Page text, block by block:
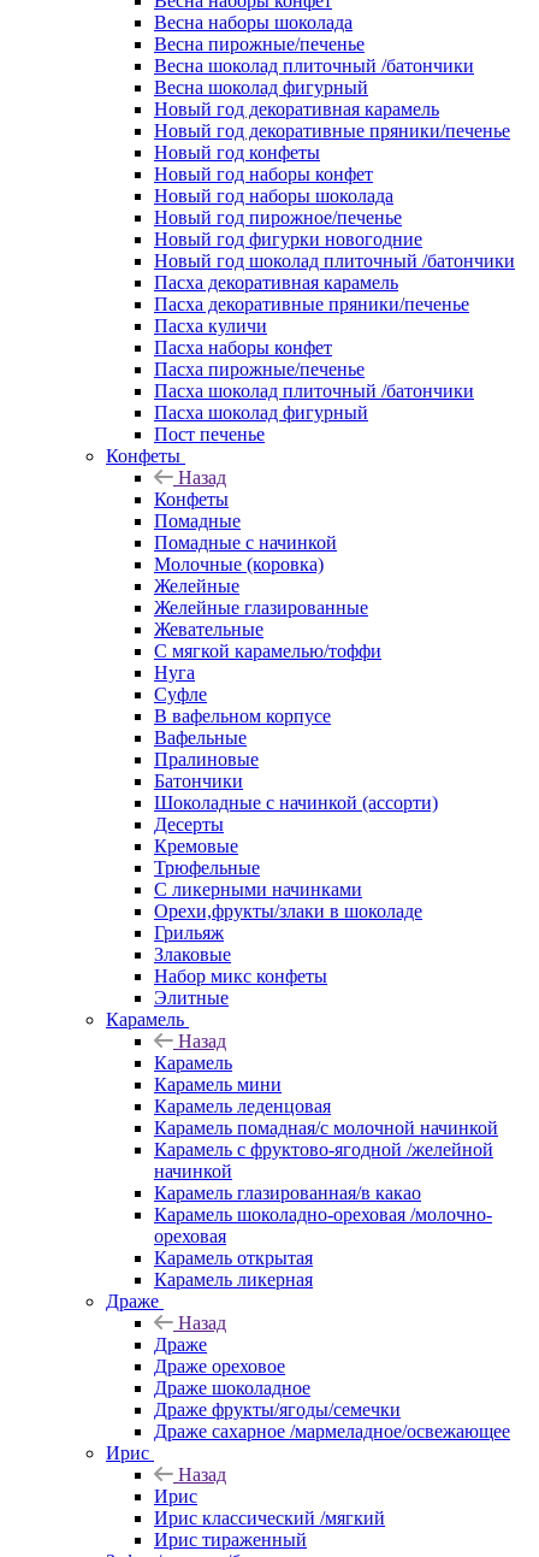
Весна наборы шоколада
Весна пирожные/печенье
Весна шоколад плиточный /батончики
Весна шоколад фигурный
Новый год декоративная карамель
Новый год декоративные пряники/печенье
Новый год конфеты
Новый год наборы конфет
Новый год наборы шоколада
Новый год пирожное/печенье
Новый год фигурки новогодние
Новый год шоколад плиточный /батончики
Пасха декоративная карамель
Пасха декоративные пряники/печенье
Пасха куличи
Пасха наборы конфет
Пасха пирожные/печенье
Пасха шоколад плиточный /батончики
Пасха шоколад фигурный
Пост печенье
Конфеты
Назад
Конфеты
Помадные
Помадные с начинкой
Молочные (коровка)
Желейные
Желейные глазированные
Жевательные
С мягкой карамелью/тоффи
Нуга
Суфле
В вафельном корпусе
Вафельные
Пралиновые
Батончики
Шоколадные с начинкой (ассорти)
Десерты
Кремовые
Трюфельные
С ликерными начинками
Орехи,фрукты/злаки в шоколаде
Грильяж
Злаковые
Набор микс конфеты
Элитные
Карамель
Назад
Карамель
Карамель мини
Карамель леденцовая
Карамель помадная/с молочной начинкой
Карамель с фруктово-ягодной /желейной
начинкой
Карамель глазированная/в какао
Карамель шоколадно-ореховая /молочно-
ореховая
Карамель открытая
Карамель ликерная
Драже
Назад
Драже
Драже ореховое
Драже шоколадное
Драже фрукты/ягоды/семечки
Драже сахарное /мармеладное/освежающее
Ирис
Назад
Ирис
Ирис классический /мягкий
Ирис тираженный